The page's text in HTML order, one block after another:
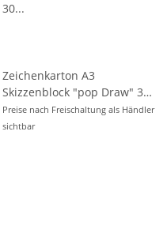
Zeichenkarton A3
Skizzenblock "pop Draw" 30
Blatt weiß, 180 g/m²
Preise nach Freischaltung als Händler
sichtbar